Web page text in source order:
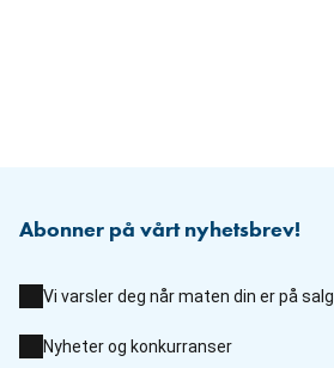
Abonner på vårt nyhetsbrev!
Vi varsler deg når maten din er på salg
Nyheter og konkurranser